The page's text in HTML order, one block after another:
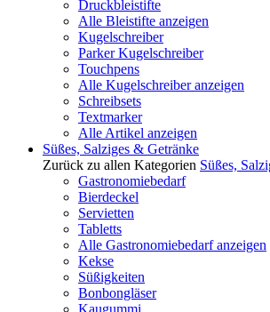
Druckbleistifte
Alle Bleistifte anzeigen
Kugelschreiber
Parker Kugelschreiber
Touchpens
Alle Kugelschreiber anzeigen
Schreibsets
Textmarker
Alle Artikel anzeigen
Süßes, Salziges & Getränke
Zurück zu allen Kategorien Süßes,
Gastronomiebedarf
Bierdeckel
Servietten
Tabletts
Alle Gastronomiebedarf anzeigen
Kekse
Süßigkeiten
Bonbongläser
Kaugummi